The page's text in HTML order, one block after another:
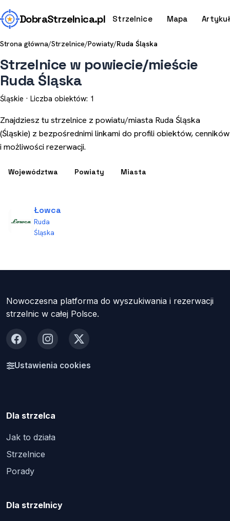
DobraStrzelnica.pl Strzelnice Mapa
Strona główna/Strzelnice/Powiaty/Ruda Śląska
Strzelnice w powiecie/mieście
Ruda Śląska
Śląskie · Liczba obiektów: 1
Znajdziesz tu strzelnice z powiatu/miasta Ruda Śląska
(Śląskie) z bezpośrednimi linkami do profili obiektów, cenników
i możliwości rezerwacji.
Województwa Powiaty Miasta
Łowca
Ruda
Śląska
Nowoczesna platforma do wyszukiwania i rezerwacji
strzelnic w całej Polsce.
FacebookInstagram
X
Ustawienia cookies
Dla strzelca
Jak to działa
Strzelnice
Porady
Dla strzelnicy